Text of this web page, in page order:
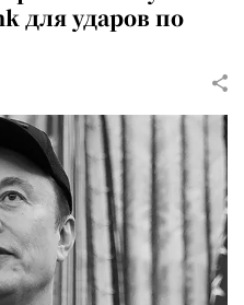
для ударов по